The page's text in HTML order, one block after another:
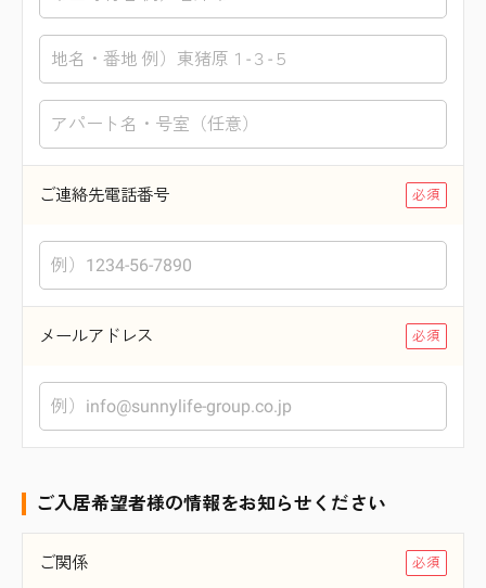
ご連絡先電話番号
メールアドレス
ご入居希望者様の情報をお知らせください
ご関係